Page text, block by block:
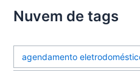
Nuvem de tags
agendamento